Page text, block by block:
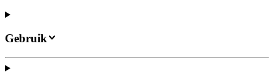
Gebruik